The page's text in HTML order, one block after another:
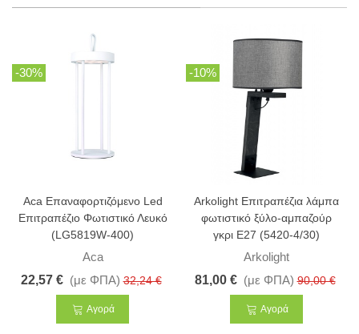
-30%
Aca Επαναφορτιζόμενο Led
Επιτραπέζιο Φωτιστικό Λευκό
(LG5819W-400)
Aca
22,57 € (με ΦΠΑ) 32,24 €
Αγορά
-10%
Arkolight Επιτραπέζια λάμπα
φωτιστικό ξύλο-αμπαζούρ
γκρι Ε27 (5420-4/30)
Arkolight
81,00 € (με ΦΠΑ) 90,00 €
Αγορά